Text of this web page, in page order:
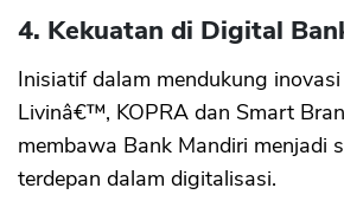
4. Kekuatan di Digital
Inisiatif dalam mendukung
Livinâ€™, KOPRA dan Smart
membawa Bank Mandiri menjadi
terdepan dalam digitalisasi.